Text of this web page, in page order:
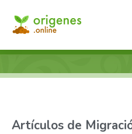
Artículos de